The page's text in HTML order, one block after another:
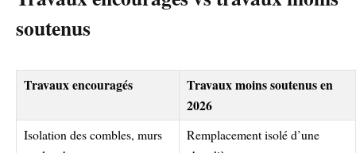
soutenus
Travaux encouragés
Travaux moins soutenus en
2026
Isolation des combles, murs
Remplacement isolé d’une